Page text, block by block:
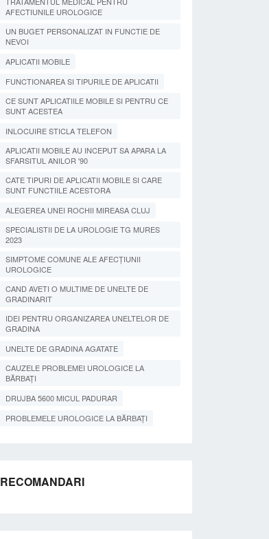
AFECTIUNILE UROLOGICE
UN BUGET PERSONALIZAT IN FUNCTIE DE
NEVOI
APLICATII MOBILE
FUNCTIONAREA SI TIPURILE DE APLICATII
CE SUNT APLICATIILE MOBILE SI PENTRU CE
SUNT ACESTEA
INLOCUIRE STICLA TELEFON
APLICATII MOBILE AU INCEPUT SA APARA LA
SFARSITUL ANILOR '90
CATE TIPURI DE APLICATII MOBILE SI CARE
SUNT FUNCTIILE ACESTORA
ALEGEREA UNEI ROCHII MIREASA CLUJ
SPECIALISTII DE LA UROLOGIE TG MURES
2023
SIMPTOME COMUNE ALE AFECȚIUNII
UROLOGICE
CAND AVETI O MULTIME DE UNELTE DE
GRADINARIT
IDEI PENTRU ORGANIZAREA UNELTELOR DE
GRADINA
UNELTE DE GRADINA AGATATE
CAUZELE PROBLEMEI UROLOGICE LA
BĂRBAȚI
DRUJBA 5600 MICUL PADURAR
PROBLEMELE UROLOGICE LA BĂRBAȚI
RECOMANDARI